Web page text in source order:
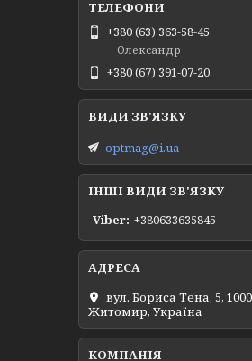
5606491
+380 (63) 363-58-45
Олександр
+380 (67) 391-07-20
optmag@i.ua
ІНШІ ВИДИ ЗВ'ЯЗКУ
Viber +380633635845
вул. Бориса Тена, 5,
Житомир, Україна